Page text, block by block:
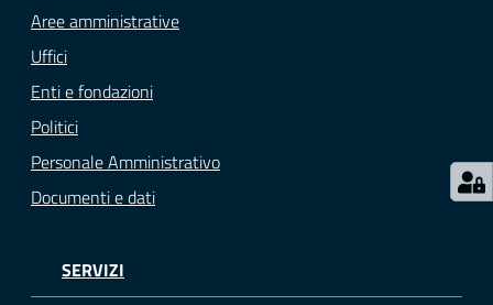
argomenti...
Seguici
su
Aree amministrative
Uffici
Enti e fondazioni
Politici
Personale Amministrativo
Documenti e dati
SERVIZI